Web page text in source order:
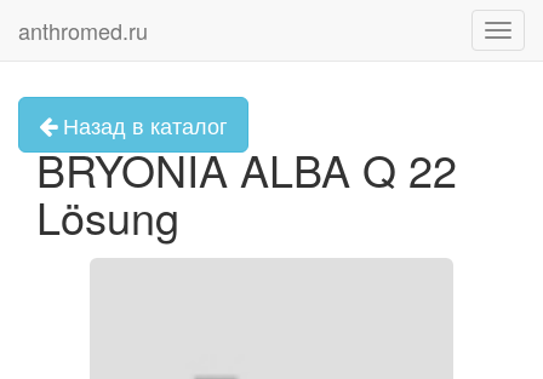
anthromed.ru
Назад в каталог
BRYONIA ALBA Q 22
Lösung